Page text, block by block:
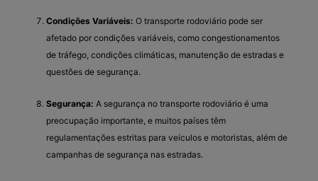
Condições Variáveis: O transporte rodoviário pode ser
afetado por condições variáveis, como congestionamentos
de tráfego, condições climáticas, manutenção de estradas e
questões de segurança.
Segurança: A segurança no transporte rodoviário é uma
preocupação importante, e muitos países têm
regulamentações estritas para veículos e motoristas, além de
campanhas de segurança nas estradas.